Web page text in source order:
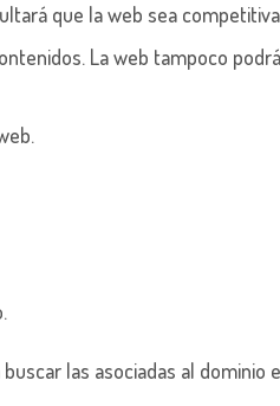
que la web sea
La web tampoco
las asociadas al dominio